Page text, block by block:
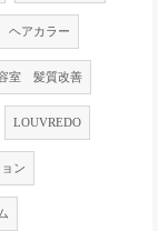
ヘアカラー
室 髪質改善
LOUVREDO
ン